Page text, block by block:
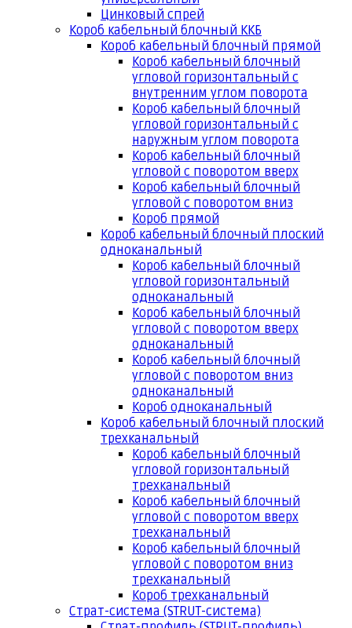
Цинковый спрей
Короб кабельный блочный ККБ
Короб кабельный блочный прямой
Короб кабельный блочный
угловой горизонтальный с
внутренним углом поворота
Короб кабельный блочный
угловой горизонтальный с
наружным углом поворота
Короб кабельный блочный
угловой с поворотом вверх
Короб кабельный блочный
угловой с поворотом вниз
Короб прямой
Короб кабельный блочный плоский
одноканальный
Короб кабельный блочный
угловой горизонтальный
одноканальный
Короб кабельный блочный
угловой с поворотом вверх
одноканальный
Короб кабельный блочный
угловой с поворотом вниз
одноканальный
Короб одноканальный
Короб кабельный блочный плоский
трехканальный
Короб кабельный блочный
угловой горизонтальный
трехканальный
Короб кабельный блочный
угловой с поворотом вверх
трехканальный
Короб кабельный блочный
угловой с поворотом вниз
трехканальный
Короб трехканальный
Страт-система (STRUT-система)